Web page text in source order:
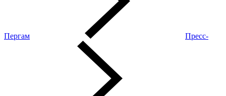
Пергам Пресс-